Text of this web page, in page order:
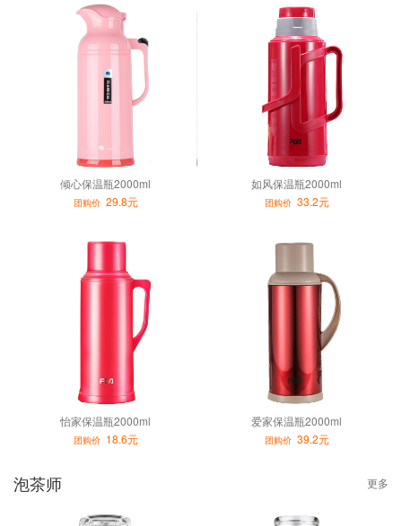
倾心保温瓶2000ml
团购价29.8元
如风保温瓶2000ml
团购价33.2元
怡家保温瓶2000ml
团购价18.6元
爱家保温瓶2000ml
团购价39.2元
泡茶师 更多